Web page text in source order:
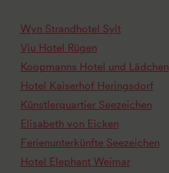
Wyn Strandhotel Sylt
Vju Hotel Rügen
Koopmanns Hotel und Lädchen
Hotel Kaiserhof Heringsdorf
Künstlerquartier Seezeichen
Elisabeth von Eicken
Ferienunterkünfte Seezeichen
Hotel Elephant Weimar